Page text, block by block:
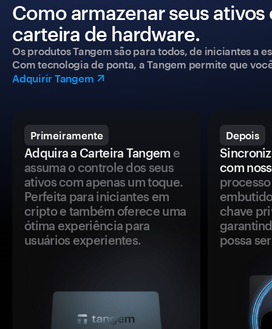
Como armazenar seus
carteira de hardware.
Os produtos Tangem são para todos, de iniciantes a
Com tecnologia de ponta, a Tangem permite que
Adquirir Tangem
Primeiramente
Adquira a Carteira Tangem e
assuma o controle dos seus
ativos com apenas um toque.
Perfeita para iniciantes em
cripto e também oferece uma
ótima experiência para
usuários experientes.
Depois
com
chave
possa